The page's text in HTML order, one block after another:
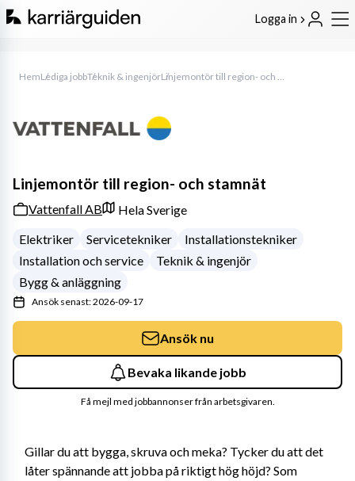
Logga in
HemLediga jobbTeknik & ingenjör Linjemontör till region- och stamnät
Gillar du att bygga, skruva och meka? Tycker du att det
låter spännande att jobba på riktigt hög höjd? Som
Linjemontör till region- och stamnät
Vattenfall AB
Hela Sverige
Elektriker
Servicetekniker
Installationstekniker
Installation och service
Teknik & ingenjör
Bygg & anläggning
Ansök senast: 2026-09-17
Ansök nu
Bevaka likande jobb
Få mejl med jobbannonser från arbetsgivaren.